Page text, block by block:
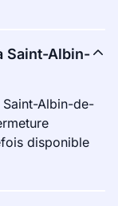
Saint-Albin-
Saint-Albin-de-
disponible